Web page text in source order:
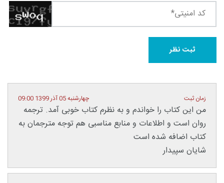
زمان ثبت چهارشنبه 05 آذر 1399 09:00
من این کتاب را خواندم و به نظرم کتاب خوبی آمد. ترجمه
روان است و اطلاعات و منابع مناسبی هم توجه مترجمان به
کتاب اضافه شده است
شایان سپیدار